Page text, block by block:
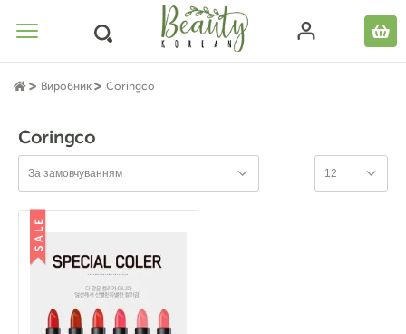
Виробник Coringco
Coringco
За замовчуванням 12
SALE